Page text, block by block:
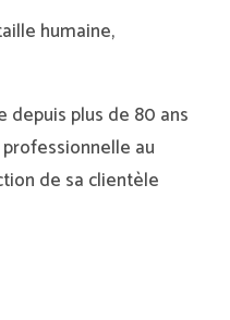
humaine,
depuis plus de 80 ans
au
de sa clientèle